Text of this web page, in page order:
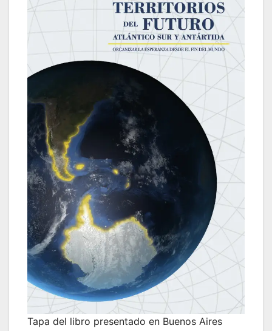
Tapa del libro presentado en Buenos Aires